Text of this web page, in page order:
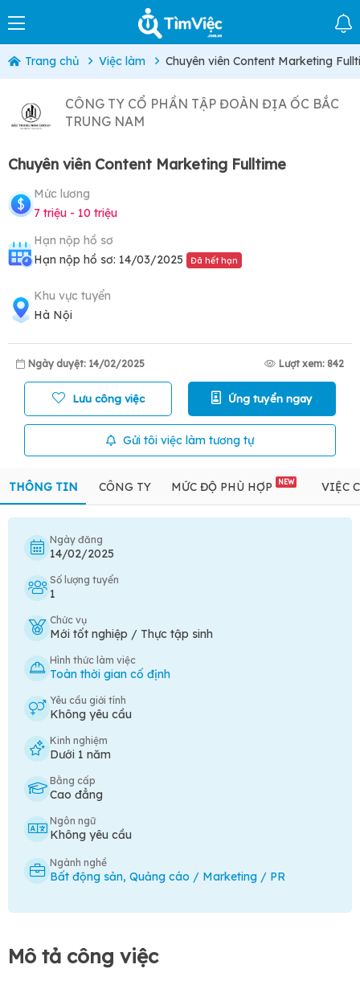
Trang chủ Việc làm Chuyên viên Content Marketing
CÔNG TY CỔ PHẦN TẬP ĐOÀN ĐỊA ỐC BẮC
TRUNG NAM
Chuyên viên Content Marketing Fulltime
Mức lương
7 triệu - 10 triệu
Hạn nộp hồ sơ
Hạn nộp hồ sơ: 14/03/2025
Đã hết hạn
Khu vực tuyển
Hà Nội
Ngày duyệt: 14/02/2025 Lượt xem: 842
Lưu công việc Ứng tuyển ngay
Gửi tôi việc làm tương tự
THÔNG TIN CÔNG TY MỨC ĐỘ PHÙ HỢP NEW VIỆC
Ngày đăng
14/02/2025
Số lượng tuyển
1
Chức vụ
Mới tốt nghiệp / Thực tập sinh
Hình thức làm việc
Toàn thời gian cố định
Yêu cầu giới tính
Không yêu cầu
Kinh nghiệm
Dưới 1 năm
Bằng cấp
Cao đẳng
Ngôn ngữ
Không yêu cầu
Ngành nghề
Bất động sản, Quảng cáo / Marketing / PR
Mô tả công việc